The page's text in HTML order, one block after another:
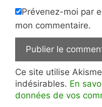
Prévenez-moi par
mon commentaire.
Ce site utilise
indésirables. En
données de vos